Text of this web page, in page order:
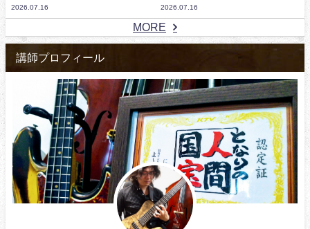
2026.07.16 2026.07.16
MORE
講師プロフィール